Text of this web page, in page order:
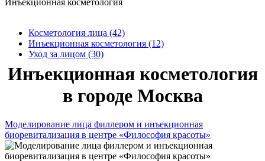
Инъекционная косметология
Косметология лица (42)
Инъекционная косметология (12)
Уход за лицом (30)
Инъекционная косметология
в городе Москва
Моделирование лица филлером и инъекционная
биоревитализация в центре «Философия красоты»